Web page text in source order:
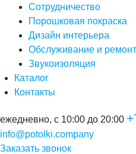
Сотрудничество
Порошковая покраска
Дизайн интерьера
Обслуживание и ремонт
Звукоизоляция
Каталог
Контакты
ежедневно, с 10:00 до 20:00
info@potolki.company
Заказать звонок